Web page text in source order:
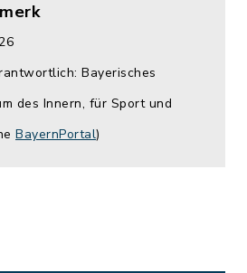
Bayerisches
des Innern, für Sport und
BayernPortal)